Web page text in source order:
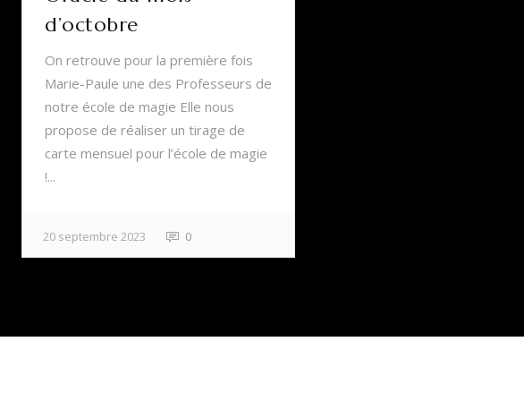
d’octobre
On retrouve pour la première fois
Marie-Paule une des Professeurs de
notre école de magie Elle nous
propose de réaliser un tirage de
carte mensuel pour l’école de magie
!...
20 septembre 2023 0